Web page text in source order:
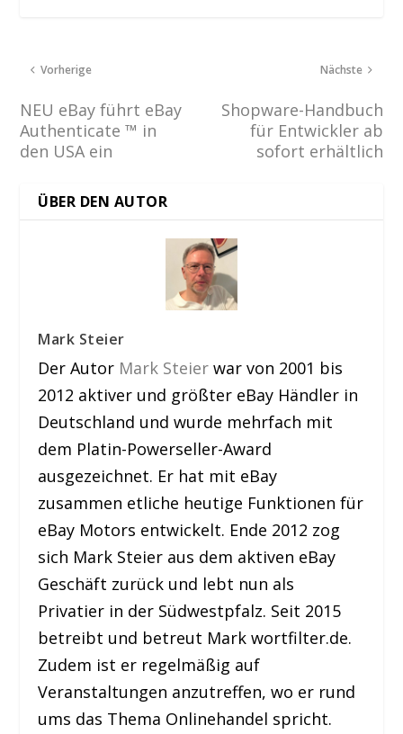
Vorherige
NEU eBay führt eBay
Authenticate ™ in
den USA ein
Nächste
Shopware-Handbuch
für Entwickler ab
sofort erhältlich
ÜBER DEN AUTOR
Mark Steier
Der Autor Mark Steier war von 2001 bis
2012 aktiver und größter eBay Händler in
Deutschland und wurde mehrfach mit
dem Platin-Powerseller-Award
ausgezeichnet. Er hat mit eBay
zusammen etliche heutige Funktionen für
eBay Motors entwickelt. Ende 2012 zog
sich Mark Steier aus dem aktiven eBay
Geschäft zurück und lebt nun als
Privatier in der Südwestpfalz. Seit 2015
betreibt und betreut Mark wortfilter.de.
Zudem ist er regelmäßig auf
Veranstaltungen anzutreffen, wo er rund
ums das Thema Onlinehandel spricht.